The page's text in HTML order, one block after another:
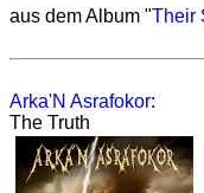
aus dem Album "Their
Arka'N Asrafokor:
The Truth